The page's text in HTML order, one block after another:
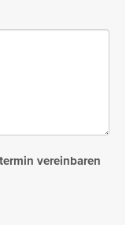
vereinbaren